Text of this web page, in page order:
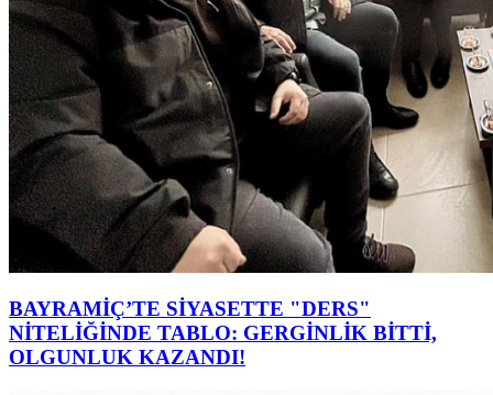
BAYRAMİÇ’TE SİYASETTE "DERS"
NİTELİĞİNDE TABLO: GERGİNLİK BİTTİ,
OLGUNLUK KAZANDI!